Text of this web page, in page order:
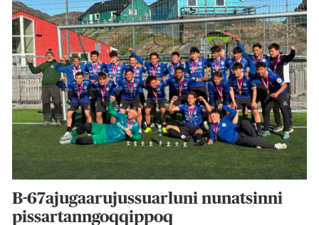
B-67ajugaarujussuarluni nunatsinni
pissartanngoqqippoq